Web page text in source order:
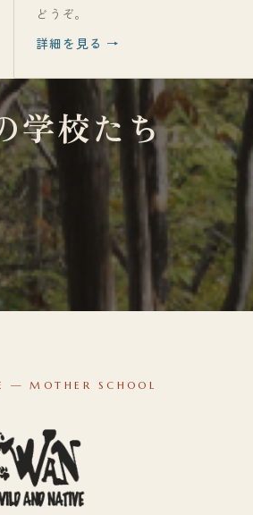
どうぞ。
詳細を見る →
校たち
— MOTHER SCHOOL